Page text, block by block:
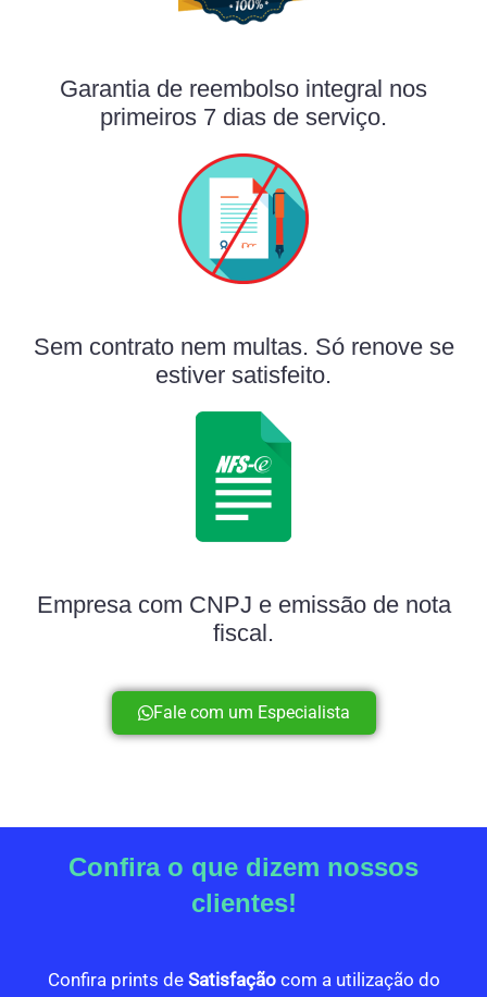
Garantia de reembolso integral nos
primeiros 7 dias de serviço.​
Sem contrato nem multas. Só renove se
estiver satisfeito.
Empresa com CNPJ e emissão de nota
fiscal.
Fale com um Especialista
Confira o que dizem nossos
clientes!
Confira prints de Satisfaçãocom a utilização do